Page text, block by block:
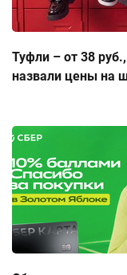
Туфли – от 38
назвали цены на